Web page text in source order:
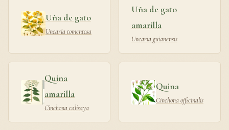
Uña de gato
Uncaria tomentosa
Uña de gato
amarilla
Uncaria guianensis
Quina
amarilla
Cinchona calisaya
Quina
Cinchona officinalis